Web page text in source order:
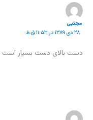
مجتبی
۲۸ دی ۱۳۸۹ در ۱۱:۵۳ ق.ظ
دست بالای دست بسیار